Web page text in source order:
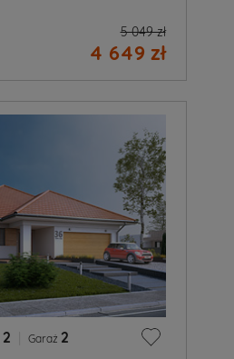
5 049 zł
4 649 zł
2 Garaż 2